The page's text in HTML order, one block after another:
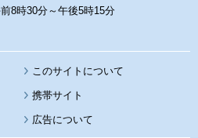
8時30分～午後5時15分
このサイトについて
携帯サイト
広告について